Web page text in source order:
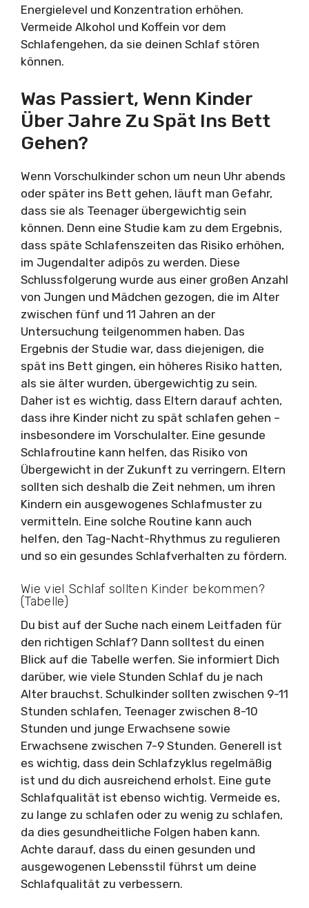
Energielevel und Konzentration erhöhen.
Vermeide Alkohol und Koffein vor dem
Schlafengehen, da sie deinen Schlaf stören
können.
Was Passiert, Wenn Kinder
Über Jahre Zu Spät Ins Bett
Gehen?
Wenn Vorschulkinder schon um neun Uhr abends
oder später ins Bett gehen, läuft man Gefahr,
dass sie als Teenager übergewichtig sein
können. Denn eine Studie kam zu dem Ergebnis,
dass späte Schlafenszeiten das Risiko erhöhen,
im Jugendalter adipös zu werden. Diese
Schlussfolgerung wurde aus einer großen Anzahl
von Jungen und Mädchen gezogen, die im Alter
zwischen fünf und 11 Jahren an der
Untersuchung teilgenommen haben. Das
Ergebnis der Studie war, dass diejenigen, die
spät ins Bett gingen, ein höheres Risiko hatten,
als sie älter wurden, übergewichtig zu sein.
Daher ist es wichtig, dass Eltern darauf achten,
dass ihre Kinder nicht zu spät schlafen gehen –
insbesondere im Vorschulalter. Eine gesunde
Schlafroutine kann helfen, das Risiko von
Übergewicht in der Zukunft zu verringern. Eltern
sollten sich deshalb die Zeit nehmen, um ihren
Kindern ein ausgewogenes Schlafmuster zu
vermitteln. Eine solche Routine kann auch
helfen, den Tag-Nacht-Rhythmus zu regulieren
und so ein gesundes Schlafverhalten zu fördern.
Wie viel Schlaf sollten Kinder bekommen?
(Tabelle)
Du bist auf der Suche nach einem Leitfaden für
den richtigen Schlaf? Dann solltest du einen
Blick auf die Tabelle werfen. Sie informiert Dich
darüber, wie viele Stunden Schlaf du je nach
Alter brauchst. Schulkinder sollten zwischen 9-11
Stunden schlafen, Teenager zwischen 8-10
Stunden und junge Erwachsene sowie
Erwachsene zwischen 7-9 Stunden. Generell ist
es wichtig, dass dein Schlafzyklus regelmäßig
ist und du dich ausreichend erholst. Eine gute
Schlafqualität ist ebenso wichtig. Vermeide es,
zu lange zu schlafen oder zu wenig zu schlafen,
da dies gesundheitliche Folgen haben kann.
Achte darauf, dass du einen gesunden und
ausgewogenen Lebensstil führst um deine
Schlafqualität zu verbessern.